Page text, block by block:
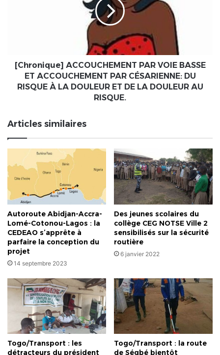
RISQUE
DE
LA
RISQUE.
[Chronique] ACCOUCHEMENT PAR VOIE BASSE
ET ACCOUCHEMENT PAR CÉSARIENNE: DU
RISQUE À LA DOULEUR ET DE LA DOULEUR AU
RISQUE.
Articles similaires
Autoroute Abidjan-Accra-
Lomé-Cotonou-Lagos : la
CEDEAO s’apprête à
parfaire la conception du
projet
14 septembre 2023
Des jeunes scolaires du
collège CEG NOTSE Ville 2
sensibilisés sur la sécurité
routière
6 janvier 2022
Togo/Transport : les
détracteurs du président
Togo/Transport : la route
de Ségbé bientôt